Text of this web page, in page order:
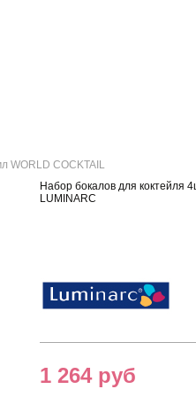
WORLD COCKTAIL
Набор бокалов для коктейля
LUMINARC
1 264 руб